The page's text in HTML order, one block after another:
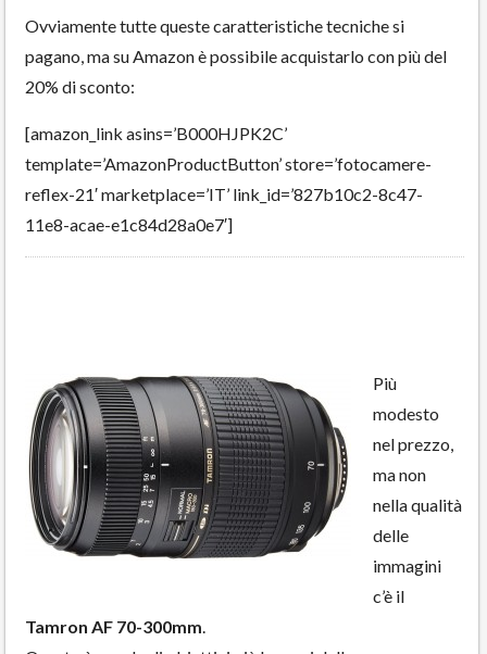
Ovviamente tutte queste caratteristiche tecniche si
pagano, ma su Amazon è possibile acquistarlo con più del
20% di sconto:
[amazon_link asins=’B000HJPK2C’
template=’AmazonProductButton’ store=’fotocamere-
reflex-21′ marketplace=’IT’ link_id=’827b10c2-8c47-
11e8-acae-e1c84d28a0e7′]
Più
modesto
nel prezzo,
ma non
nella qualità
delle
immagini
c’è il
Tamron AF 70-300mm